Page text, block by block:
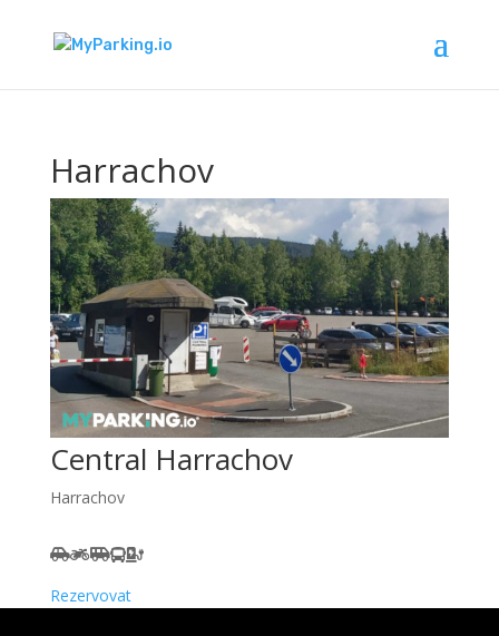
Harrachov
Central Harrachov
Harrachov
Rezervovat